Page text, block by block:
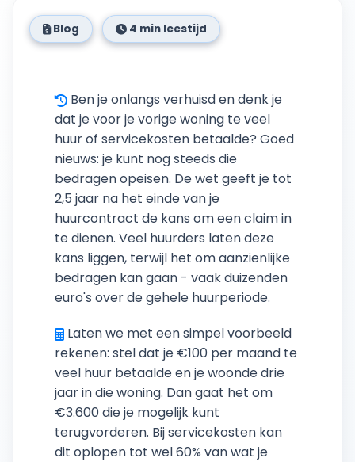
Blog 4 min leestijd
Ben je onlangs verhuisd en denk je
dat je voor je vorige woning te veel
huur of servicekosten betaalde? Goed
nieuws: je kunt nog steeds die
bedragen opeisen. De wet geeft je tot
2,5 jaar na het einde van je
huurcontract de kans om een claim in
te dienen. Veel huurders laten deze
kans liggen, terwijl het om aanzienlijke
bedragen kan gaan - vaak duizenden
euro's over de gehele huurperiode.
Laten we met een simpel voorbeeld
rekenen: stel dat je €100 per maand te
veel huur betaalde en je woonde drie
jaar in die woning. Dan gaat het om
€3.600 die je mogelijk kunt
terugvorderen. Bij servicekosten kan
dit oplopen tot wel 60% van wat je